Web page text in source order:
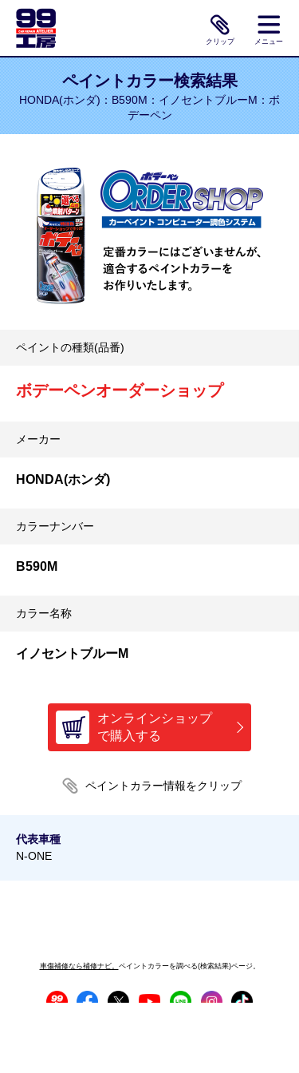
クリップ メニュー
ペイントカラー検索結果
HONDA(ホンダ)：B590M：イノセントブルーM：ボ
デーペン
ペイントの種類(品番)
ボデーペンオーダーショップ
メーカー
HONDA(ホンダ)
カラーナンバー
B590M
カラー名称
イノセントブルーM
オンラインショップ
で購入する
代表車種
N-ONE
車傷補修なら補修ナビ。 ペイントカラーを調べる(検索結果)ページ。